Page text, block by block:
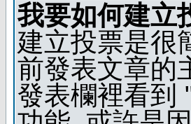
我要如何建立
建立投票是很
前發表文章的
發表欄裡看到